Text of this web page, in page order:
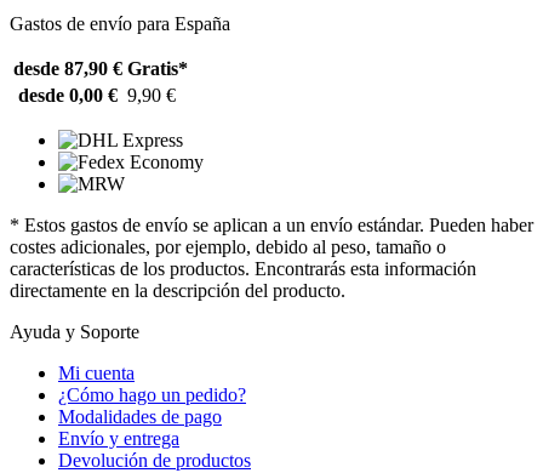
Gastos de envío para España
desde 87,90 € Gratis*
desde 0,00 € 9,90 €
* Estos gastos de envío se aplican a un envío estándar. Pueden haber
costes adicionales, por ejemplo, debido al peso, tamaño o
características de los productos. Encontrarás esta información
directamente en la descripción del producto.
Ayuda y Soporte
Mi cuenta
¿Cómo hago un pedido?
Modalidades de pago
Envío y entrega
Devolución de productos